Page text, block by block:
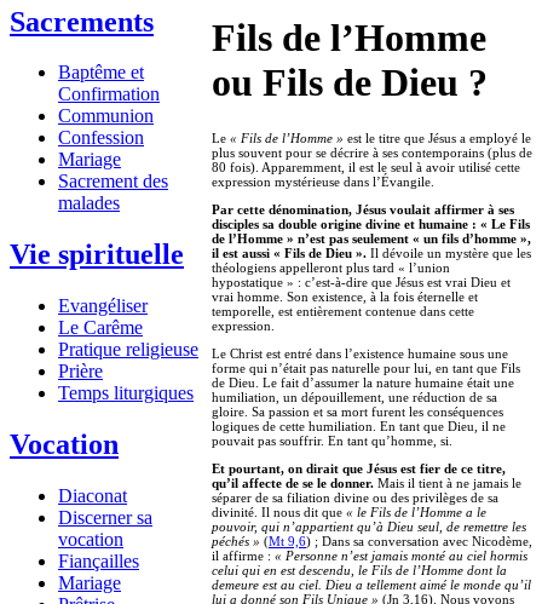
Sacrements
Baptême et
Confirmation
Communion
Confession
Mariage
Sacrement des
malades
Vie spirituelle
Evangéliser
Le Carême
Pratique religieuse
Prière
Temps liturgiques
Vocation
Diaconat
Discerner sa
vocation
Fiançailles
Mariage
Fils de l’Homme
ou Fils de Dieu ?
Le « Fils de l’Homme » est le titre que Jésus a employé le
plus souvent pour se décrire à ses contemporains (plus de
80 fois). Apparemment, il est le seul à avoir utilisé cette
expression mystérieuse dans l’Évangile.
Par cette dénomination, Jésus voulait affirmer à ses
disciples sa double origine divine et humaine : « Le Fils
de l’Homme » n’est pas seulement « un fils d’homme »,
il est aussi « Fils de Dieu ». Il dévoile un mystère que les
théologiens appelleront plus tard « l’union
hypostatique » : c’est-à-dire que Jésus est vrai Dieu et
vrai homme. Son existence, à la fois éternelle et
temporelle, est entièrement contenue dans cette
expression.
Le Christ est entré dans l’existence humaine sous une
forme qui n’était pas naturelle pour lui, en tant que Fils
de Dieu. Le fait d’assumer la nature humaine était une
humiliation, un dépouillement, une réduction de sa
gloire. Sa passion et sa mort furent les conséquences
logiques de cette humiliation. En tant que Dieu, il ne
pouvait pas souffrir. En tant qu’homme, si.
Et pourtant, on dirait que Jésus est fier de ce titre,
qu’il affecte de se le donner. Mais il tient à ne jamais le
séparer de sa filiation divine ou des privilèges de sa
divinité. Il nous dit que « le Fils de l’Homme a le
pouvoir, qui n’appartient qu’à Dieu seul, de remettre les
péchés » (Mt 9,6) ; Dans sa conversation avec Nicodème,
il affirme : « Personne n’est jamais monté au ciel hormis
celui qui en est descendu, le Fils de l’Homme dont la
demeure est au ciel. Dieu a tellement aimé le monde qu’il
lui a donné son Fils Unique » (Jn 3,16). Nous voyons